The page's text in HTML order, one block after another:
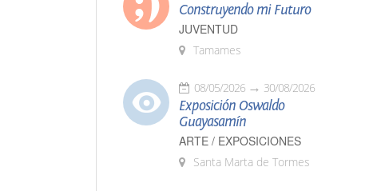
Construyendo mi Futuro
JUVENTUD
Tamames
08/05/2026 30/08/2026
Exposición Oswaldo
Guayasamín
ARTE / EXPOSICIONES
Santa Marta de Tormes